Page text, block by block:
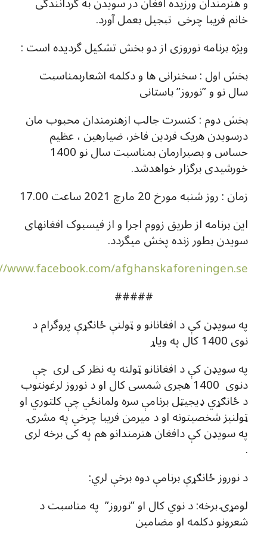
خانم فریبا چرخی تبجیل بعمل آورد.
ویژه برنامه نوروزی از دو بخش تشکیل گردیده است :
بخش اول : سخنرانی ها و دکلمه اشعاربمناسبت
سال نو و ”نوروز” باستانی
بخش دوم : کنسرت جالب ازهنرمندان محبوب مان
درسویدن هریک فردین فاخر، ضیارهین ، عظیم
حساس و بصیرارمان بمناسبت سال نو 1400
خورشیدی برگزار خواهدشد.
زمان : روز شنبه مورخ 20 مارچ 2021 ساعت 17.00
این برنامه از طریق زووم اجرا و از فیسبوک افغانهای
سویدن بطور زنده پخش میگردد.
afghanskaforeningen.se
#####
په سویډن کې د افغانانو و ټولنې ځانګړې پروگرام د
نوی 1400 کال په ویاړ
په سویډن کې د افغانانو ټولنه په نظر کی لری چې
دنوی 1400 هجری شمسی کال او د نوروز لرغونتوب
د ځانګړي ډیجیټل برنامې سره ولمانځي چې کلتوري او
ټولنیز شخصیتونه او د میرمن فریبا چرخي په مشرۍ
په سویډن کې دافغان هنرمندانو هم په کی برخه لری
.
د نوروز ځانګړې برنامې دوه برخې لري:
لومړۍ برخه: د نوي کال او ”نوروز” په مناسبت د
شعرونو دکلمه او مضامین